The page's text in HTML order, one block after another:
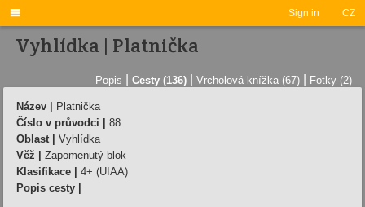
Sign in CZ

Vyhlídka | Platnička
Popis Cesty (136) Vrcholová knížka (67) Fotky (2)
Název |
Platnička
Číslo v průvodci |
88
Oblast |
Vyhlídka
Věž |
Zapomenutý blok
Klasifikace |
4+ (UIAA)
Popis cesty |